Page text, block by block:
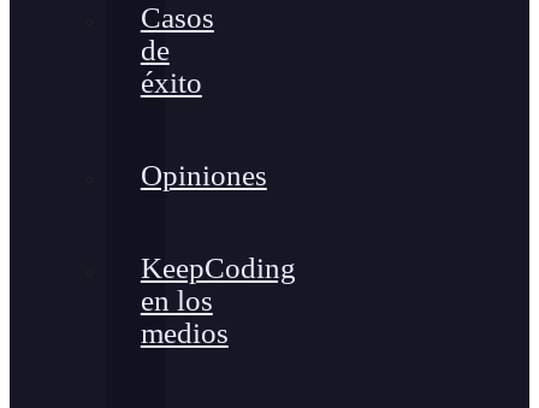
Casos
de
éxito
Opiniones
KeepCoding
en los
medios